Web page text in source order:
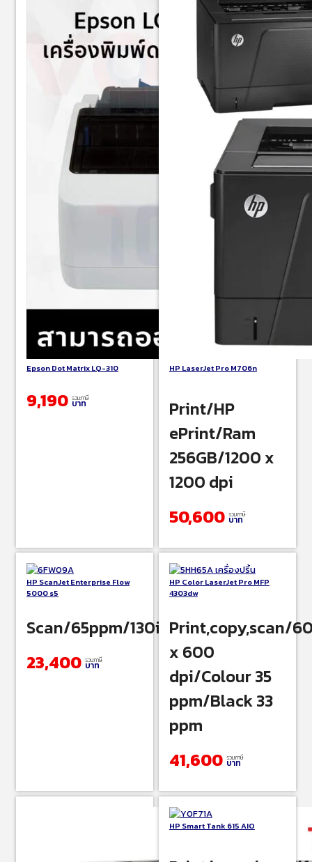
Epson Dot Matrix LQ-310
9,190 รวมภาษี
บาท
HP LaserJet Pro M706n
Print/HP
ePrint/Ram
256GB/1200 x
1200 dpi
50,600 รวมภาษี
บาท
HP ScanJet Enterprise Flow
5000 s5
Scan/65ppm/130ipm/600dpi
23,400 รวมภาษี
บาท
HP Color LaserJet Pro MFP
4303dw
Print,copy,scan/
x 600
dpi/Colour 35
ppm/Black 33
ppm
41,600 รวมภาษี
บาท
HP Smart Tank 615 AIO